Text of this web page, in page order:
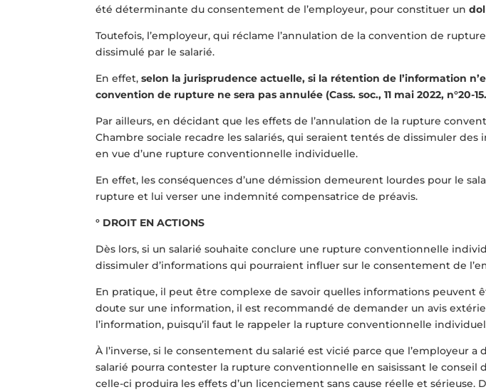
été déterminante du consentement de l’employeur, pour constituer un
Toutefois, l’employeur, qui réclame l’annulation de la convention de
dissimulé par le salarié.
En effet,selon la jurisprudence actuelle, si la rétention de l’information
convention de rupture ne sera pas annulée (Cass. soc., 11 mai 2022, n°20-
Par ailleurs, en décidant que les effets de l’annulation de la rupture
Chambre sociale recadre les salariés, qui seraient tentés de dissimuler
en vue d’une rupture conventionnelle individuelle.
En effet, les conséquences d’une démission demeurent lourdes pour le
rupture et lui verser une indemnité compensatrice de préavis.
° DROIT EN ACTIONS
Dès lors, si un salarié souhaite conclure une rupture conventionnelle
dissimuler d’informations qui pourraient influer sur le consentement de
En pratique, il peut être complexe de savoir quelles informations peuvent
doute sur une information, il est recommandé de demander un avis
l’information, puisqu’il faut le rappeler la rupture conventionnelle
À l’inverse, si le consentement du salarié est vicié parce que
salarié pourra contester la rupture conventionnelle en saisissant le
celle-ci produira les effets d’un licenciement sans cause réelle et